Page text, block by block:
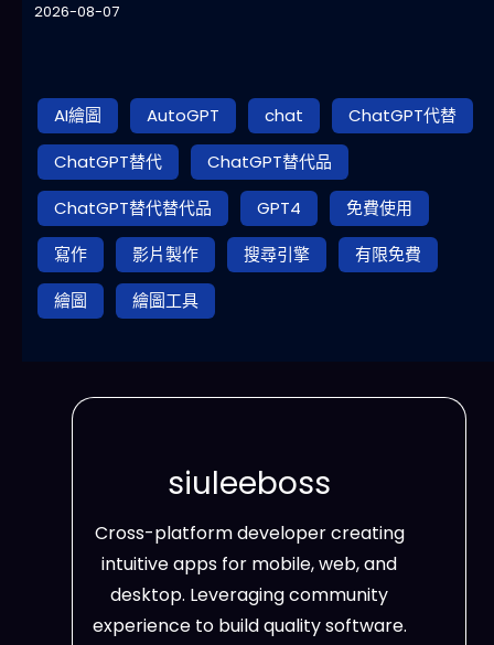
2026-08-07
AI繪圖 AutoGPT chat
ChatGPT代替
ChatGPT替代
ChatGPT替代品
ChatGPT替代替代品
GPT4
免費使用
寫作
影片製作 搜尋引擎
有限免費
繪圖
繪圖工具
siuleeboss
Cross-platform developer creating
intuitive apps for mobile, web, and
desktop. Leveraging community
experience to build quality software.